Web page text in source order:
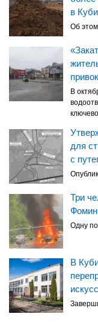
в
Об
В
для
с
Три
Одну
В